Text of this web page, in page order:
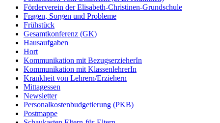
Förderverein der Elisabeth-Christinen-Grundschule
Fragen, Sorgen und Probleme
Frühstück
Gesamtkonferenz (GK)
Hausaufgaben
Hort
Kommunikation mit BezugserzieherIn
Kommunikation mit KlassenlehrerIn
Krankheit von Lehrern/Erziehern
Mittagessen
Newsletter
Personalkostenbudgetierung (PKB)
Postmappe